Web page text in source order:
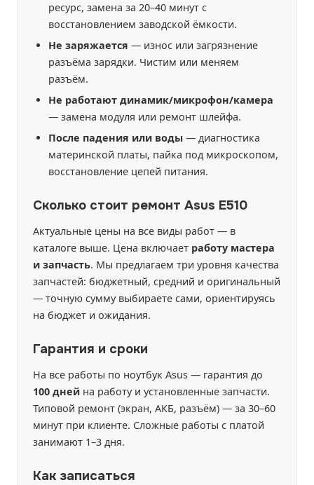
ресурс, замена за 20–40 минут с
восстановлением заводской ёмкости.
Не заряжается — износ или загрязнение
разъёма зарядки. Чистим или меняем
разъём.
Не работают динамик/микрофон/камера
— замена модуля или ремонт шлейфа.
После падения или воды — диагностика
материнской платы, пайка под микроскопом,
восстановление цепей питания.
Сколько стоит ремонт Asus E510
Актуальные цены на все виды работ — в
каталоге выше. Цена включает работу мастера
и запчасть. Мы предлагаем три уровня качества
запчастей: бюджетный, средний и оригинальный
— точную сумму выбираете сами, ориентируясь
на бюджет и ожидания.
Гарантия и сроки
На все работы по ноутбук Asus — гарантия до
100 дней на работу и установленные запчасти.
Типовой ремонт (экран, АКБ, разъём) — за 30–60
минут при клиенте. Сложные работы с платой
занимают 1–3 дня.
Как записаться